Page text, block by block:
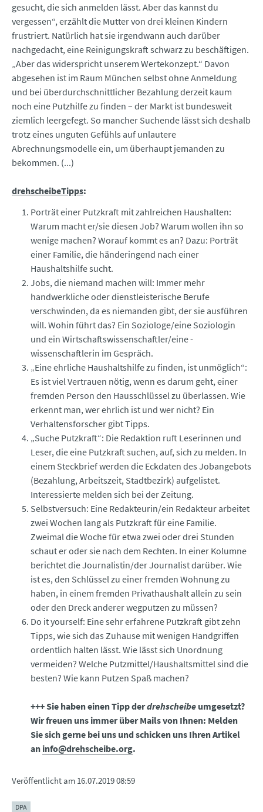
gesucht, die sich anmelden lässt. Aber das kannst du
vergessen“, erzählt die Mutter von drei kleinen Kindern
frustriert. Natürlich hat sie irgendwann auch darüber
nachgedacht, eine Reinigungskraft schwarz zu beschäftigen.
„Aber das widerspricht unserem Wertekonzept.“ Davon
abgesehen ist im Raum München selbst ohne Anmeldung
und bei überdurchschnittlicher Bezahlung derzeit kaum
noch eine Putzhilfe zu finden – der Markt ist bundesweit
ziemlich leergefegt. So mancher Suchende lässt sich deshalb
trotz eines unguten Gefühls auf unlautere
Abrechnungsmodelle ein, um überhaupt jemanden zu
bekommen. (...)
drehscheibeTipps:
Porträt einer Putzkraft mit zahlreichen Haushalten:
Warum macht er/sie diesen Job? Warum wollen ihn so
wenige machen? Worauf kommt es an? Dazu: Porträt
einer Familie, die händeringend nach einer
Haushaltshilfe sucht.
Jobs, die niemand machen will: Immer mehr
handwerkliche oder dienstleisterische Berufe
verschwinden, da es niemanden gibt, der sie ausführen
will. Wohin führt das? Ein Soziologe/eine Soziologin
und ein Wirtschaftswissenschaftler/eine -
wissenschaftlerin im Gespräch.
„Eine ehrliche Haushaltshilfe zu finden, ist unmöglich“:
Es ist viel Vertrauen nötig, wenn es darum geht, einer
fremden Person den Hausschlüssel zu überlassen. Wie
erkennt man, wer ehrlich ist und wer nicht? Ein
Verhaltensforscher gibt Tipps.
„Suche Putzkraft“: Die Redaktion ruft Leserinnen und
Leser, die eine Putzkraft suchen, auf, sich zu melden. In
einem Steckbrief werden die Eckdaten des Jobangebots
(Bezahlung, Arbeitszeit, Stadtbezirk) aufgelistet.
Interessierte melden sich bei der Zeitung.
Selbstversuch: Eine Redakteurin/ein Redakteur arbeitet
zwei Wochen lang als Putzkraft für eine Familie.
Zweimal die Woche für etwa zwei oder drei Stunden
schaut er oder sie nach dem Rechten. In einer Kolumne
berichtet die Journalistin/der Journalist darüber. Wie
ist es, den Schlüssel zu einer fremden Wohnung zu
haben, in einem fremden Privathaushalt allein zu sein
oder den Dreck anderer wegputzen zu müssen?
Do it yourself: Eine sehr erfahrene Putzkraft gibt zehn
Tipps, wie sich das Zuhause mit wenigen Handgriffen
ordentlich halten lässt. Wie lässt sich Unordnung
vermeiden? Welche Putzmittel/Haushaltsmittel sind die
besten? Wie kann Putzen Spaß machen?
+++ Sie haben einen Tipp derdrehscheibe umgesetzt?
Wir freuen uns immer über Mails von Ihnen: Melden
Sie sich gerne bei uns und schicken uns Ihren Artikel
an info@drehscheibe.org.
Veröffentlicht am 16.07.2019 08:59
DPA